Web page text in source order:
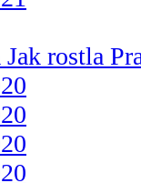
rostla